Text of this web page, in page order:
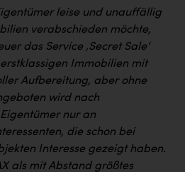
leise und unauffällig
verabschieden möchte,
das Service ‚Secret Sale‘
Immobilien mit
Aufbereitung, aber ohne
wird nach
nur an
die schon bei
Interesse gezeigt haben.
als mit Abstand größtes